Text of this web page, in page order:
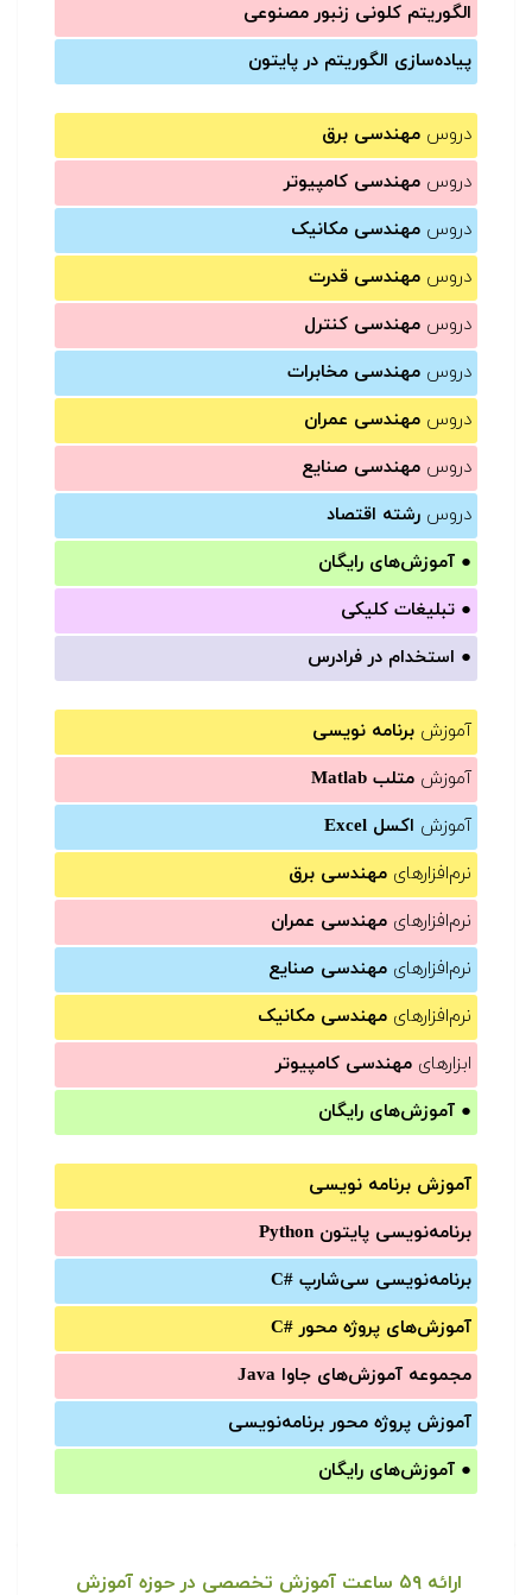
الگوریتم کلونی زنبور مصنوعی
پیاده‌سازی الگوریتم در پایتون
دروس مهندسی برق
دروس مهندسی کامپیوتر
دروس مهندسی مکانیک
دروس مهندسی قدرت
دروس مهندسی کنترل
دروس مهندسی مخابرات
دروس مهندسی عمران
دروس مهندسی صنایع
دروس رشته اقتصاد
● آموزش‌های رایگان
● تبلیغات کلیکی
● استخدام در فرادرس
آموزش برنامه نویسی
آموزش متلب Matlab
آموزش اکسل Excel
نرم‌افزارهای مهندسی برق
نرم‌افزارهای مهندسی عمران
نرم‌افزارهای مهندسی صنایع
نرم‌افزارهای مهندسی مکانیک
ابزارهای مهندسی کامپیوتر
● آموزش‌های رایگان
آموزش برنامه نویسی
برنامه‌نویسی پایتون Python
برنامه‌‌نویسی سی‌شارپ C#‎
آموزش‌های پروژه محور #C
مجموعه آموزش‌های جاوا Java
آموزش‌ پروژه محور برنامه‌نویسی
● آموزش‌های رایگان
ارائه ۵۹ ساعت آموزش تخصصی در حوزه آموزش